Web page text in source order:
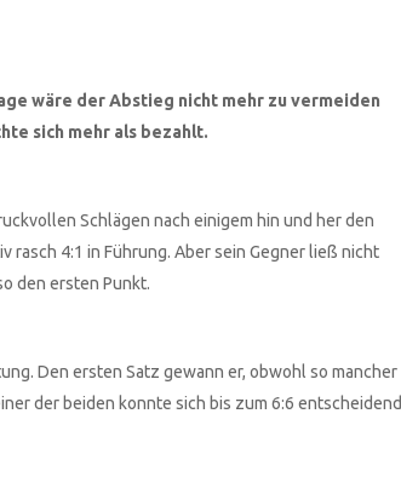
wäre der Abstieg nicht mehr zu vermeiden
sich mehr als bezahlt.
Schlägen nach einigem hin und her den
4:1 in Führung. Aber sein Gegner ließ nicht
den ersten Punkt.
Den ersten Satz gewann er, obwohl so mancher
der beiden konnte sich bis zum 6:6 entscheidend